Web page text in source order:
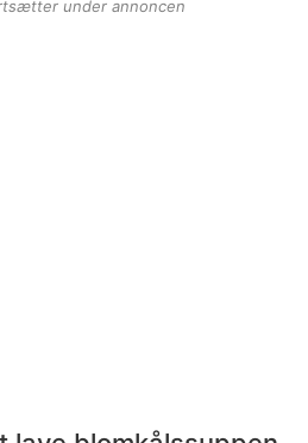
under annoncen